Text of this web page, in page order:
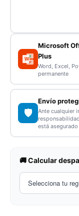
WX
P
Microsoft
Plus
Word, Excel,
permanente
🛡️
Envío
Ante cualquier
está
🚚 Calcular